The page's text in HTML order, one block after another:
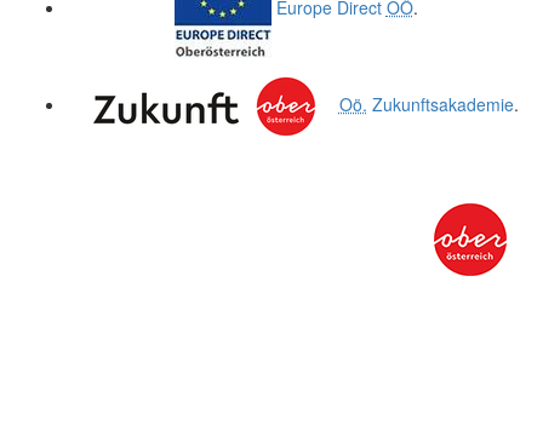
Europe Direct OÖ.
Oö. Zukunftsakademie.